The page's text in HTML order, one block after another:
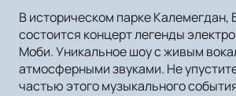
В историческом парке Калемегдан,
состоится концерт легенды
Моби. Уникальное шоу с живым
атмосферными звуками. Не
частью этого музыкального